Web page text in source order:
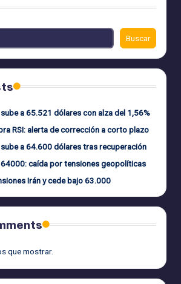
Buscar
a 65.521 dólares con alza del 1,56%
RSI: alerta de corrección a corto plazo
a 64.600 dólares tras recuperación
caída por tensiones geopolíticas
Irán y cede bajo 63.000
que mostrar.